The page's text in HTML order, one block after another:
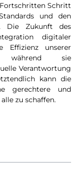
Schritt
und den
Die Zukunft des
digitaler
Effizienz unserer
während sie
Verantwortung
kann die
gerechtere und
zu schaffen.